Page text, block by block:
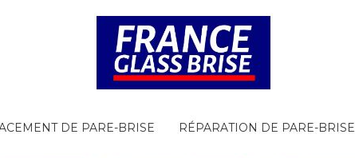
DE PARE-BRISE RÉPARATION DE PARE-BRISE